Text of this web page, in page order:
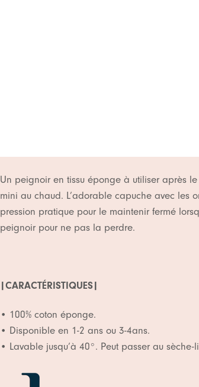
Un peignoir en tissu éponge à utiliser après
mini au chaud. L’adorable capuche avec les
pression pratique pour le maintenir fermé
peignoir pour ne pas la perdre.
|CARACTÉRISTIQUES|
• 100% coton éponge.
• Disponible en 1-2 ans ou 3-4ans.
• Lavable jusqu’à 40°. Peut passer au